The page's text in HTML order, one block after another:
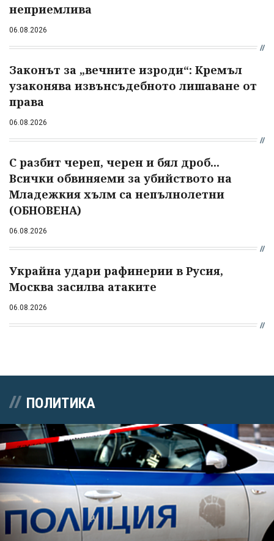
неприемлива
06.08.2026
Законът за „вечните изроди“: Кремъл
узаконява извънсъдебното лишаване от
права
06.08.2026
С разбит череп, черен и бял дроб...
Всички обвиняеми за убийството на
Младежкия хълм са непълнолетни
(ОБНОВЕНА)
06.08.2026
Украйна удари рафинерии в Русия,
Москва засилва атаките
06.08.2026
ПОЛИТИКА